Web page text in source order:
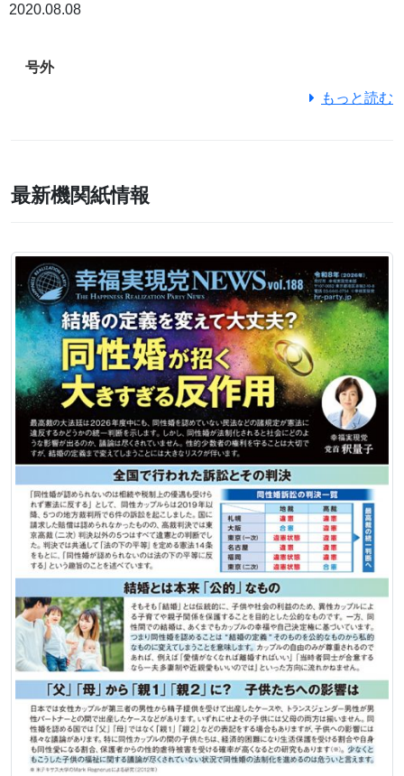
2020.08.08
号外
もっと読む
最新機関紙情報